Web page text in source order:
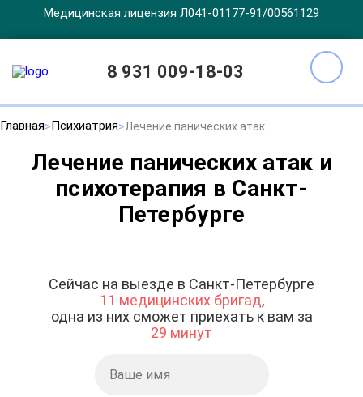
Медицинская лицензия Л041-01177-91/00561129
8 931 009-18-03
Главная Психиатрия Лечение панических атак
Лечение панических атак и
психотерапия в Санкт-
Петербурге
Сейчас на выезде в Санкт-Петербурге
11 медицинских бригад,
одна из них сможет приехать к вам за
29 минут